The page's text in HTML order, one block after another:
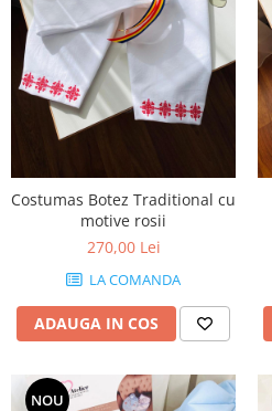
Costumas Botez Traditional cu
motive rosii
270,00 Lei
LA COMANDA
ADAUGA IN COS
NOU